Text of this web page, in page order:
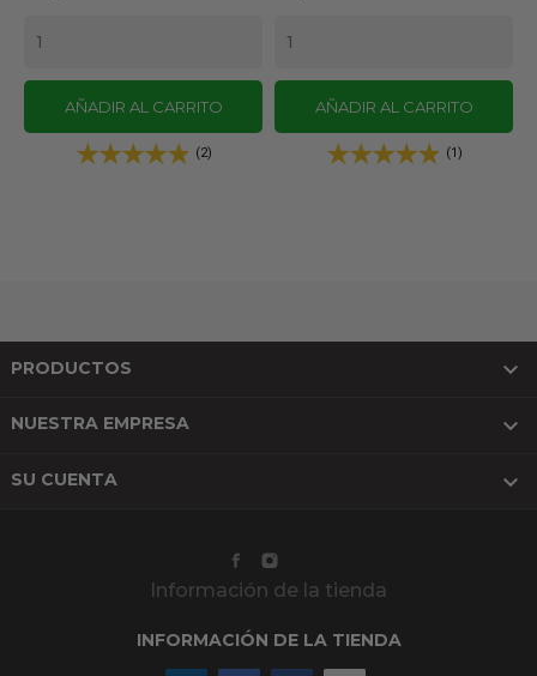
AÑADIR AL CARRITO
(2)
AÑADIR AL CARRITO
(1)
PRODUCTOS 
NUESTRA EMPRESA 
SU CUENTA 
Información de la tienda
INFORMACIÓN DE LA TIENDA